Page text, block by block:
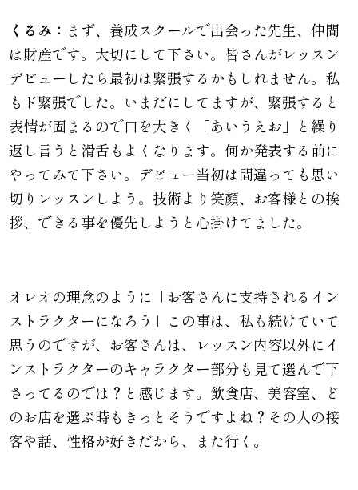
くるみ： まず、養成スクールで出会った先生、仲間
は財産です。大切にして下さい。皆さんがレッスン
デビューしたら最初は緊張するかもしれません。私
もド緊張でした。いまだにしてますが、緊張すると
表情が固まるので口を大きく「あいうえお」と繰り
返し言うと滑舌もよくなります。何か発表する前に
やってみて下さい。デビュー当初は間違っても思い
切りレッスンしよう。技術より笑顔、お客様との挨
拶、できる事を優先しようと心掛けてました。
オレオの理念のように「お客さんに支持されるイン
ストラクターになろう」この事は、私も続けていて
思うのですが、お客さんは、レッスン内容以外にイ
ンストラクターのキャラクター部分も見て選んで下
さってるのでは？と感じます。飲食店、美容室、ど
のお店を選ぶ時もきっとそうですよね？その人の接
客や話、性格が好きだから、また行く。